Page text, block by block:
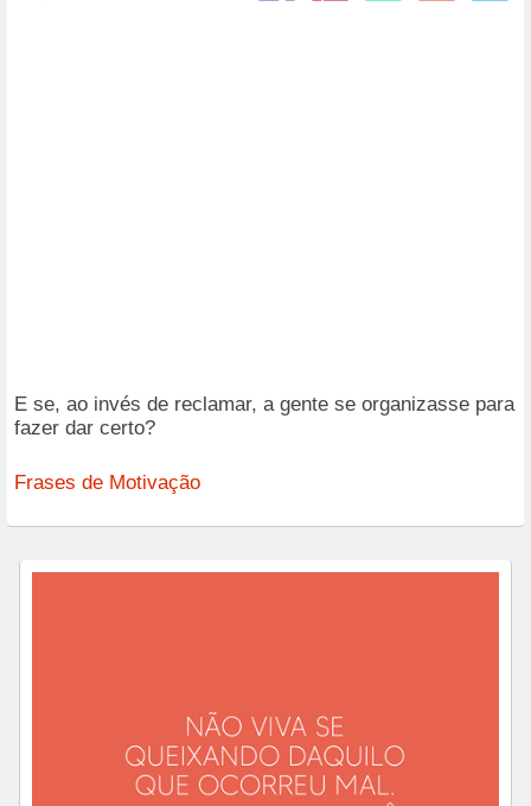
E se, ao invés de reclamar, a gente se organizasse para
fazer dar certo?
Frases de Motivação